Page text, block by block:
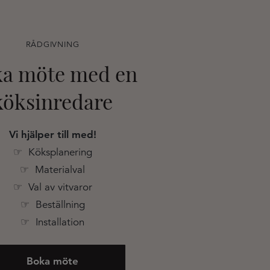
RÅDGIVNING
möte med en
Vi hjälper till med!
☞ Köksplanering
☞ Materialval
☞ Val av vitvaror
☞ Beställning
☞ Installation
Boka möte